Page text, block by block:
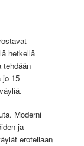
hetkellä
tehdään
jo 15
Moderni
ja
erotellaan